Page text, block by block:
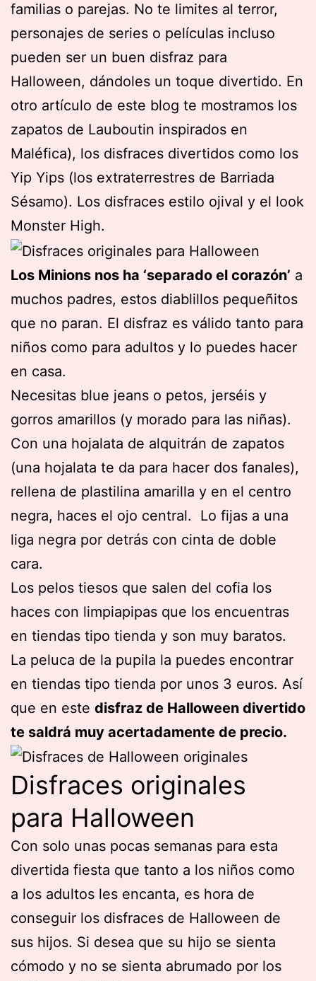
familias o parejas. No te limites al terror,
personajes de series o películas incluso
pueden ser un buen disfraz para
Halloween, dándoles un toque divertido. En
otro artículo de este blog te mostramos los
zapatos de Lauboutin inspirados en
Maléfica), los disfraces divertidos como los
Yip Yips (los extraterrestres de Barriada
Sésamo). Los disfraces estilo ojival y el look
Monster High.
Los Minions nos ha ‘separado el corazón’ a
muchos padres, estos diablillos pequeñitos
que no paran. El disfraz es válido tanto para
niños como para adultos y lo puedes hacer
en casa.
Necesitas blue jeans o petos, jerséis y
gorros amarillos (y morado para las niñas).
Con una hojalata de alquitrán de zapatos
(una hojalata te da para hacer dos fanales),
rellena de plastilina amarilla y en el centro
negra, haces el ojo central. Lo fijas a una
liga negra por detrás con cinta de doble
cara.
Los pelos tiesos que salen del cofia los
haces con limpiapipas que los encuentras
en tiendas tipo tienda y son muy baratos.
La peluca de la pupila la puedes encontrar
en tiendas tipo tienda por unos 3 euros. Así
que en este disfraz de Halloween divertido
te saldrá muy acertadamente de precio.
Disfraces originales
para Halloween
Con solo unas pocas semanas para esta
divertida fiesta que tanto a los niños como
a los adultos les encanta, es hora de
conseguir los disfraces de Halloween de
sus hijos. Si desea que su hijo se sienta
cómodo y no se sienta abrumado por los